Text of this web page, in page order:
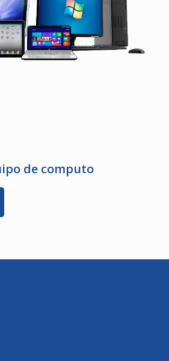
de computo